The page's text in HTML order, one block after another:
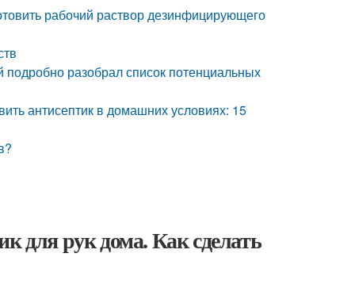
рабочий раствор дезинфицирующего
разобрал список потенциальных
антисептик в домашних условиях: 15
для рук дома. Как сделать